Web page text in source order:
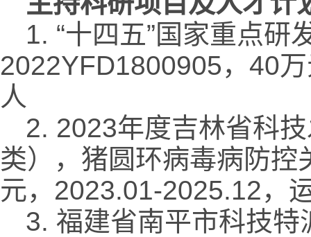
1. “十四五”国家重点
2022YFD1800905，40
人
2. 2023年度吉林省科
类），猪圆环病毒病防
元，2023.01-2025.12，
3. 福建省南平市科技